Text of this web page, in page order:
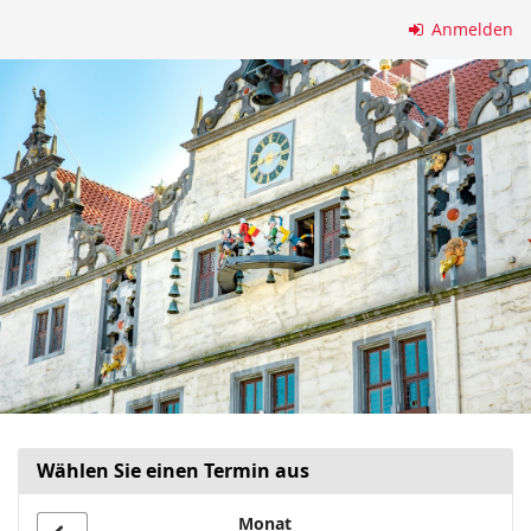
springen
Anmelden
Wählen Sie einen Termin aus
Monat